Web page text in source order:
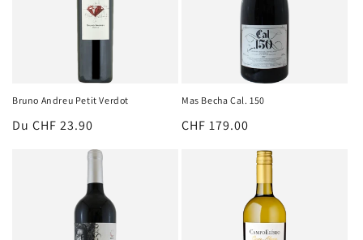
Bruno Andreu Petit Verdot
Prix
Du CHF 23.90
Mas Becha Cal. 150
Prix
CHF 179.00